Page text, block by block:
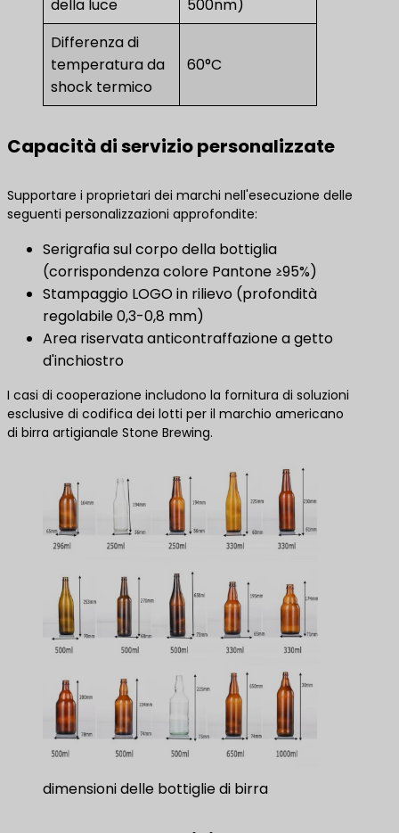
della luce
500nm)
Differenza di
temperatura da
shock termico
60°C
Capacità di servizio personalizzate
Supportare i proprietari dei marchi nell'esecuzione delle
seguenti personalizzazioni approfondite:
Serigrafia sul corpo della bottiglia
(corrispondenza colore Pantone ≥95%)
Stampaggio LOGO in rilievo (profondità
regolabile 0,3-0,8 mm)
Area riservata anticontraffazione a getto
d'inchiostro
I casi di cooperazione includono la fornitura di soluzioni
esclusive di codifica dei lotti per il marchio americano
di birra artigianale Stone Brewing.
dimensioni delle bottiglie di birra